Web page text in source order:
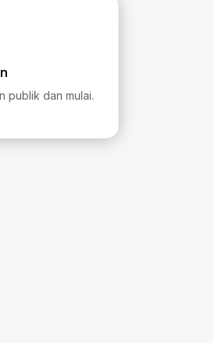
publik dan mulai.